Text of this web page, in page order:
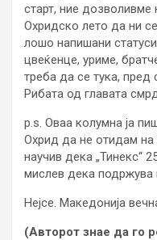
старт, ние дозволивме
Охридско лето да ни
лошо напишани
цвеќенце, уриме,
треба да се тука, пред
Рибата од главата
p.s. Оваа колумна ја
Охрид да не отидам на
научив дека „Тинекс“
мислев дека подржува
Нејсе. Македонија
(Авторот знае да го